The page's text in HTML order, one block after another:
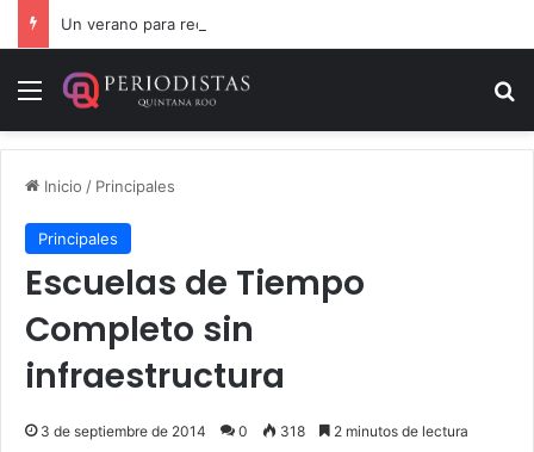
Menú
Inicio / Principales
Principales
Escuelas de Tiempo
Completo sin
infraestructura
3 de septiembre de 2014 0 318 2 minutos de lectura